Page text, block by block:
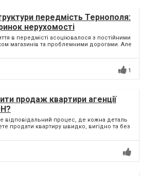
передмість Тернополя:
нерухомості
в передмісті асоціювалося з постійними
магазинів та проблемними дорогами. Але
1
продаж квартири агенції
відповідальний процес, де кожна деталь
продати квартиру швидко, вигідно та без